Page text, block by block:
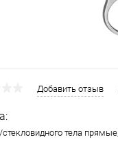
Добавить отзыв
тела